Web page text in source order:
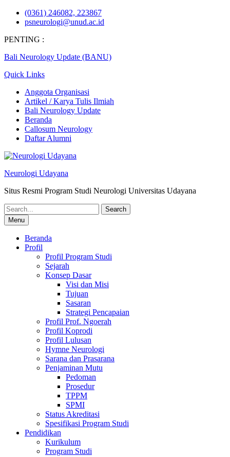
Skip
(0361) 246082, 223867
psneurologi@unud.ac.id
PENTING :
Bali Neurology Update (BANU)
Quick Links
Anggota Organisasi
Artikel / Karya Tulis Ilmiah
Bali Neurology Update
Beranda
Callosum Neurology
Daftar Alumni
Neurologi Udayana
Situs Resmi Program Studi Neurologi Universitas Udayana
Search
for:Menu
Beranda
Profil
Profil Program Studi
Sejarah
Konsep Dasar
Visi dan Misi
Tujuan
Sasaran
Strategi Pencapaian
Profil Prof. Ngoerah
Profil Koprodi
Profil Lulusan
Hymne Neurologi
Sarana dan Prasarana
Penjaminan Mutu
Pedoman
Prosedur
TPPM
SPMI
Status Akreditasi
Spesifikasi Program Studi
Pendidikan
Kurikulum
Program Studi